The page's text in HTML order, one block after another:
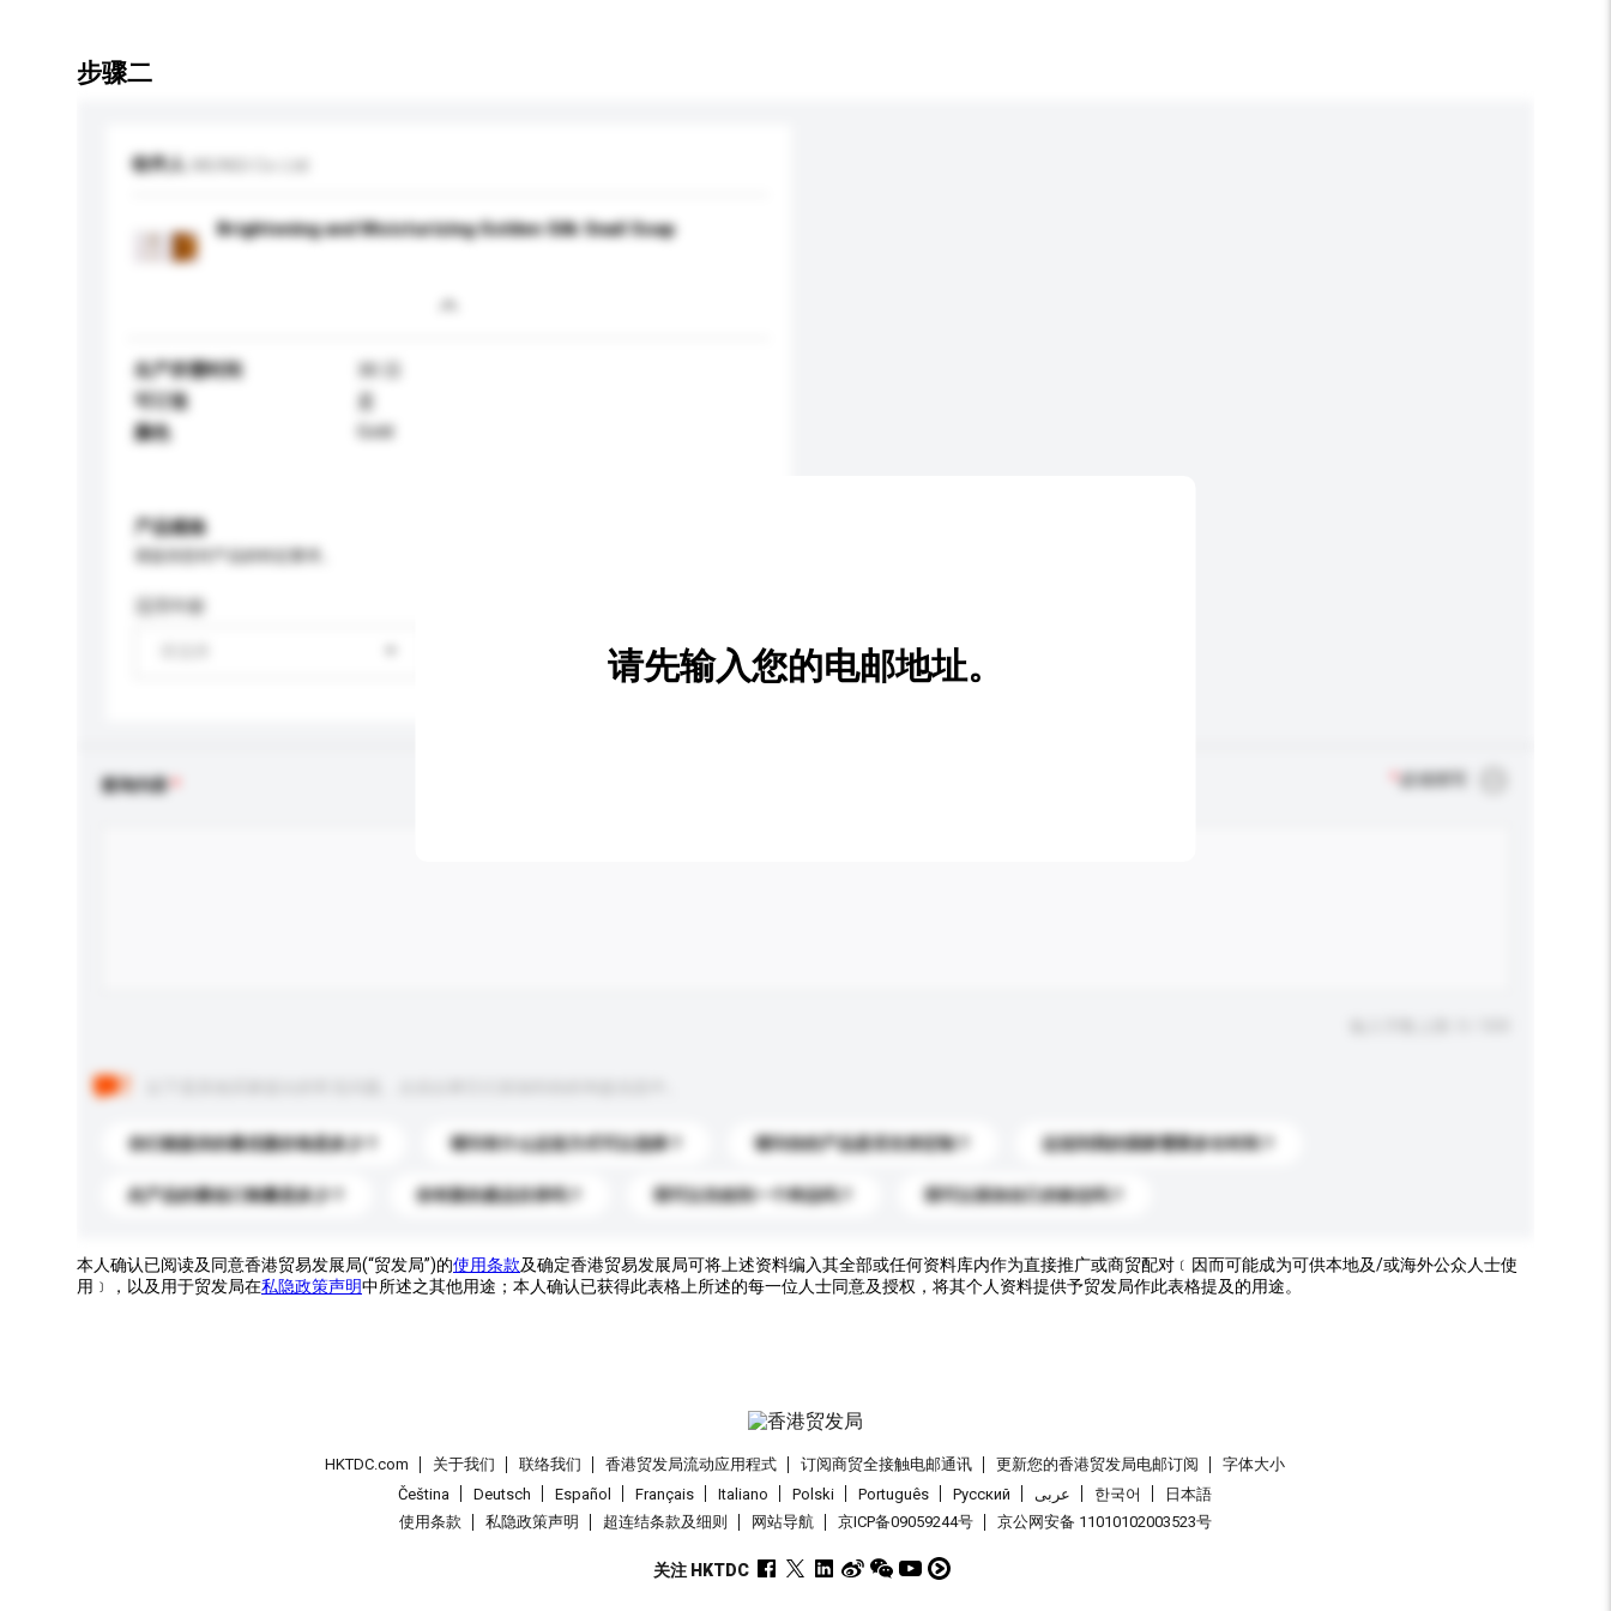
步骤二
收件人
Brightening and Moisturizing Golden Silk Snail Soap
生产所需时间
30 日
可订造
是
颜色
Gold
产品规格
适用年龄
新增/删除选项
查询内容 必须填写
你们能提供的最优惠价格是多少？ 请问有什么运送方式可以选择？ 请问你的产品是否支持定制？ 运送到我的国家需要多长时间？
此产品的最低订购量是多少？ 你有新的產品目录吗？ 我可以先收到一个样品吗？ 我可以添加自己的标志吗？
请先输入您的电邮地址。
本人确认已阅读及同意香港贸易发展局(“贸发局”)的使用条款及确定香港贸易发展局可将上述资料编入其全部或任何资料库内作为直接推广或商贸配对﹝因而可能成为可供本地及/或海外公众人士使
用﹞，以及用于贸发局在私隐政策声明中所述之其他用途；本人确认已获得此表格上所述的每一位人士同意及授权，将其个人资料提供予贸发局作此表格提及的用途。
HKTDC.com 关于我们 联络我们 香港贸发局流动应用程式 订阅商贸全接触电邮通讯 更新您的香港贸发局电邮订阅
字体大小
Čeština
Deutsch Español Français Italiano Polski Português Pусский عربى 한국어
日本語
使用条款
私隐政策声明 超连结条款及细则 网站导航 京ICP备09059244号 京公网安备 11010102003523号
关注 HKTDC